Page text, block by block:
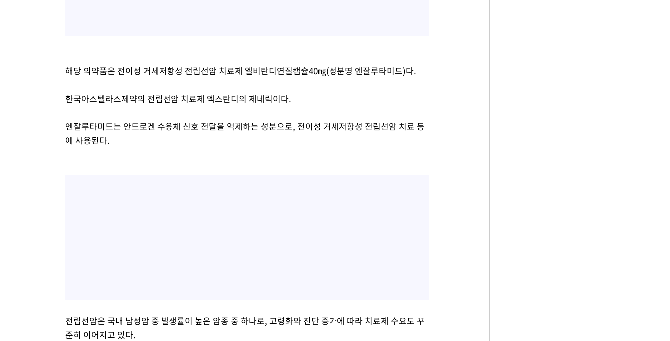
해당 의약품은 전이성 거세저항성 전립선암 치료제 엘비탄디연질캡슐40㎎(성분명 엔잘루타미드)다.
한국아스텔라스제약의 전립선암 치료제 엑스탄디의 제네릭이다.
엔잘루타미드는 안드로겐 수용체 신호 전달을 억제하는 성분으로, 전이성 거세저항성 전립선암 치료 등
에 사용된다.
전립선암은 국내 남성암 중 발생률이 높은 암종 중 하나로, 고령화와 진단 증가에 따라 치료제 수요도 꾸
준히 이어지고 있다.